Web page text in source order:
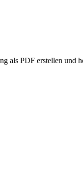
als PDF erstellen